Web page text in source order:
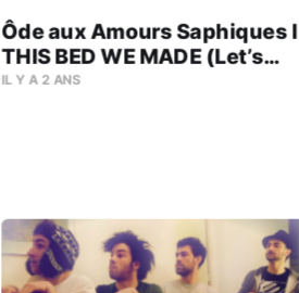
Ôde aux Amours Saphiques l
THIS BED WE MADE (Let’s
Play) #03
IL Y A 2 ANS